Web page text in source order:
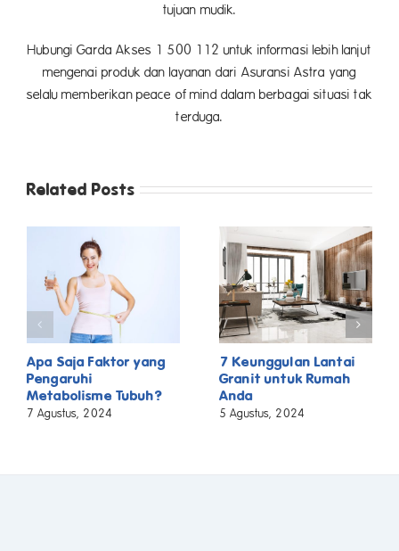
tujuan mudik.
Hubungi Garda Akses 1 500 112 untuk informasi lebih lanjut
mengenai produk dan layanan dari Asuransi Astra yang
selalu memberikan peace of mind dalam berbagai situasi tak
terduga.
Related Posts
Apa Saja Faktor yang
Pengaruhi
Metabolisme Tubuh?
7 Agustus, 2024
7 Keunggulan Lantai
Granit untuk Rumah
Anda
5 Agustus, 2024